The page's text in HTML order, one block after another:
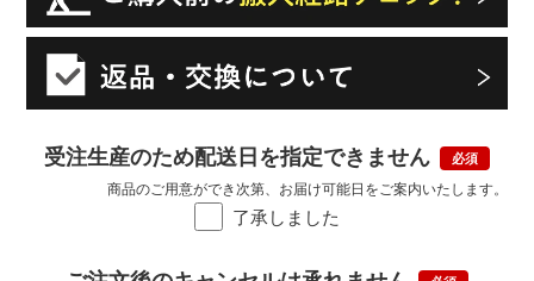
受注生産のため配送日を指定できません
了承しました
商品のご用意ができ次第、お届け可能日をご案内いたします。